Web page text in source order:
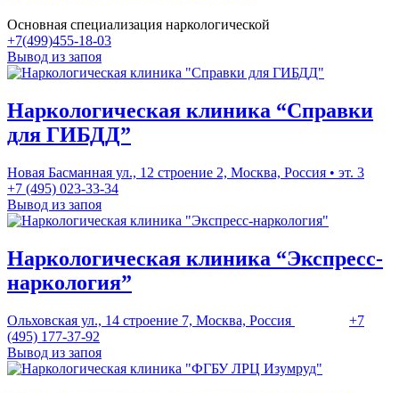
Основная специализация наркологической
+7(499)455-18-03
Вывод из запоя
Наркологическая клиника “Справки
для ГИБДД”
Новая Басманная ул., 12 строение 2, Москва, Россия • эт. 3
+7 (495) 023-33-34
Вывод из запоя
Наркологическая клиника “Экспресс-
наркология”
Ольховская ул., 14 строение 7, Москва, Россия
+7
(495) 177-37-92
Вывод из запоя